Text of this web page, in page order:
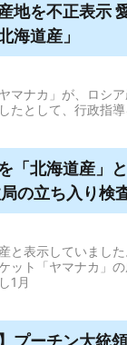
地を不正表示
海道産」
マナカ」が、ロシ
たとして、行政指導
「北海道産」
の立ち入り検
と表示していまし
ット「ヤマナカ」
1月
プーチン大統